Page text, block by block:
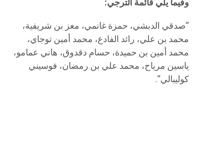
وفيما يلي قائمة الترجي:
“صدقي الدبشي، حمزة غانمي، معز بن شريفية،
محمد بن علي، رائد الفادع، محمد أمين توجاي،
محمد أمين بن حميدة، حسام دقدوق، هاني عمامو،
ياسين مرياح، محمد علي بن رمضان، فوسيني
كوليبالي”.